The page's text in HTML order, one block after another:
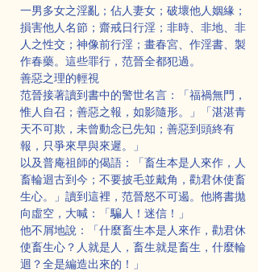
一男多女之淫亂；佔人妻女；破壞他人姻緣；
損害他人名節；齋戒日行淫；非時、非地、非
人之性交；神像前行淫；畫春宮、作淫書、製
作春藥。這些罪行，范晉全都犯過。
善惡之理的輕視
范晉接著讀到書中的警世名言：「福禍無門，
惟人自召；善惡之報，如影隨形。」「湛湛青
天不可欺，未曾動念已先知；善惡到頭終有
報，只爭來早與來遲。」
以及普庵祖師的偈語：「畜生本是人來作，人
畜輪迴古到今；不要披毛並戴角，勸君休使畜
生心。」讀到這裡，范晉怒不可遏。他將書拋
向虛空，大喊：「騙人！迷信！」
他不屑地說：「什麼畜生本是人來作，勸君休
使畜生心？人就是人，畜生就是畜生，什麼輪
迴？全是編造出來的！」